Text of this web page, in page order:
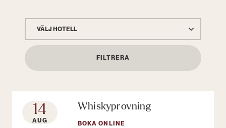
VÄLJ HOTELL
FILTRERA
14
AUG
Whiskyprovning
BOKA ONLINE